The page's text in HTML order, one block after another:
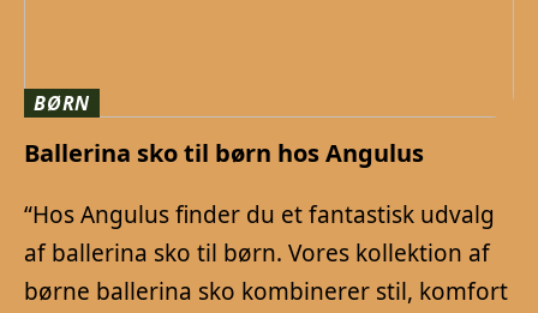
BØRN
Ballerina sko til børn hos Angulus
“Hos Angulus finder du et fantastisk udvalg
af ballerina sko til børn. Vores kollektion af
børne ballerina sko kombinerer stil, komfort